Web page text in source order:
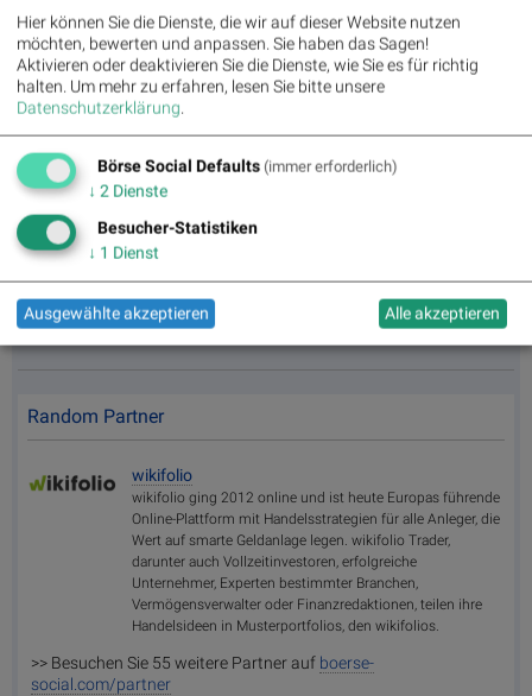
Days
Bildnachweis
1. ATX, Leitindex, Trading, Börse © Wiener Börse/Akos Stiller , (© Aussender)
>> Öffnen auf photaq.com
Aktien auf dem Radar:
Adisa,BTV AG,BKS Bank Stamm Kapsch TrafficCom,Amag,
DO&CO,CPI Europe AG,Telekom Austria
Random Partner
wikifolio
wikifolio ging 2012 online und ist heute Europas führende
Online-Plattform mit Handelsstrategien für alle Anleger, die
Wert auf smarte Geldanlage legen. wikifolio Trader,
darunter auch Vollzeitinvestoren, erfolgreiche
Unternehmer, Experten bestimmter Branchen,
Vermögensverwalter oder Finanzredaktionen, teilen ihre
Handelsideen in Musterportfolios, den wikifolios.
>> Besuchen Sie 55 weitere Partner auf boerse-
social.com/partner
Hier können Sie die Dienste, die wir auf dieser Website nutzen
möchten, bewerten und anpassen. Sie haben das Sagen!
Aktivieren oder deaktivieren Sie die Dienste, wie Sie es für richtig
halten. Um mehr zu erfahren, lesen Sie bitte unsere
Datenschutzerklärung.
Börse Social Defaults (immer erforderlich)
↓ 2 Dienste
Besucher-Statistiken
↓ 1 Dienst
Ausgewählte akzeptieren Alle akzeptieren